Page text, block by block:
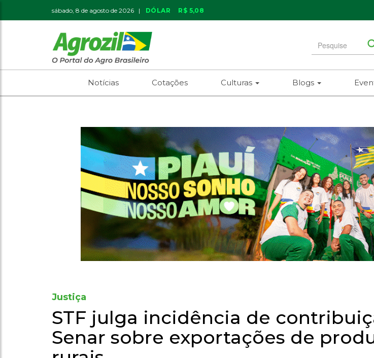
sábado, 8 de agosto de 2026 | DÓLAR R$ 5,08
Search
for
Notícias Cotações Culturas Blogs
Justiça
STF julga incidência de
Senar sobre exportações de